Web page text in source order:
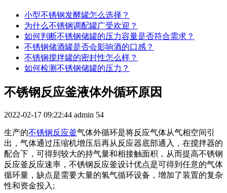
小型不锈钢发酵罐怎么选择？
为什么不锈钢调配罐广受欢迎？
如何判断不锈钢储罐的压力容量是否符合需求？
不锈钢储酒罐是否会影响酒的口感？
不锈钢搅拌罐的密封性怎么样？
如何检测不锈钢储罐的压力？
不锈钢反应釜液体外循环原因
2022-02-17 09:22:44 admin 54
生产的不锈钢反应釜气体外循环是将反应气体从气相空间引
出，气体通过压缩机增压后再从反应器底部通入，在搅拌器的
配合下，可得到较大的持气量和相接触面积，从而提高不锈钢
反应釜反应速率，不锈钢反应釜设计优点是可得到任意的气体
循环量，缺点是需要大量的氢气循环设备，增加了装置的复杂
性和资金投入;